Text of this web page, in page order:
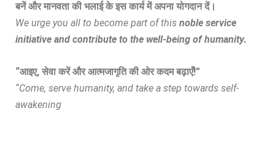
बनें और मानवता की भलाई के इस कार्य में अपना योगदान दें।
We urge you all to become part of this noble service
initiative and contribute to the well-being of humanity.
“आइए, सेवा करें और आत्मजागृति की ओर कदम बढ़ाएँ!”
“Come, serve humanity, and take a step towards self-
awakening